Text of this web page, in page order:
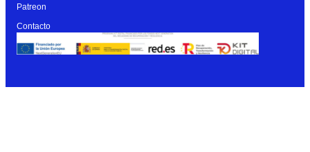
Patreon
Contacto